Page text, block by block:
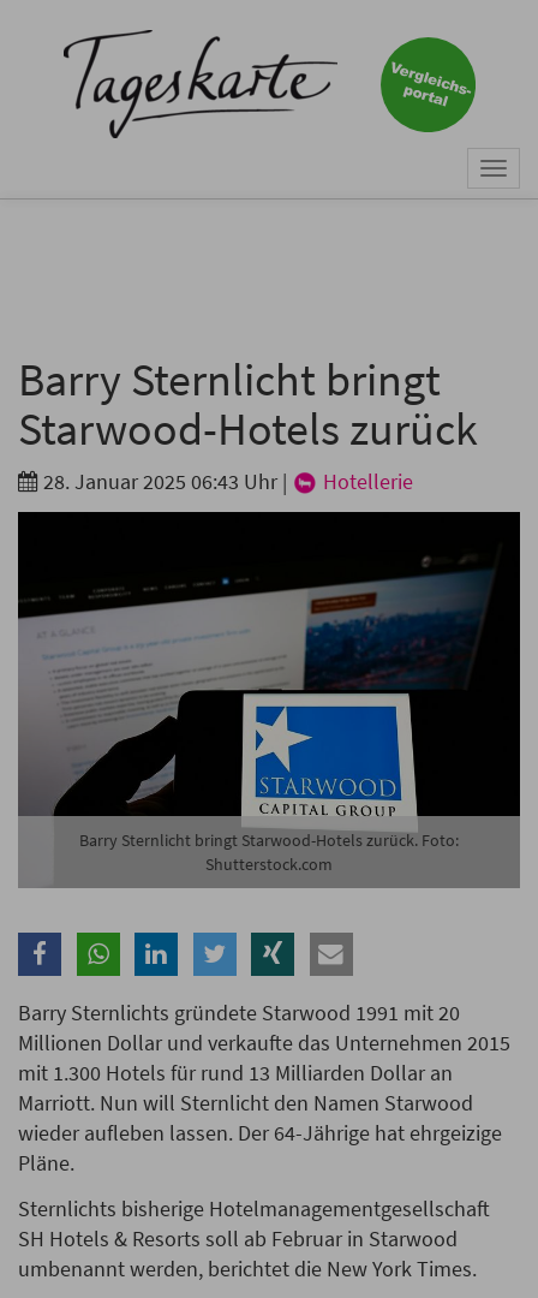
Barry Sternlicht bringt
Starwood-Hotels zurück
28. Januar 2025 06:43 Uhr | Hotellerie
Barry Sternlicht bringt Starwood-Hotels zurück. Foto:
Shutterstock.com
Barry Sternlichts gründete Starwood 1991 mit 20
Millionen Dollar und verkaufte das Unternehmen 2015
mit 1.300 Hotels für rund 13 Milliarden Dollar an
Marriott. Nun will Sternlicht den Namen Starwood
wieder aufleben lassen. Der 64-Jährige hat ehrgeizige
Pläne.
Sternlichts bisherige Hotelmanagementgesellschaft
SH Hotels & Resorts soll ab Februar in Starwood
umbenannt werden, berichtet die New York Times.
Keine Nachricht mehr
verpassen!
E-Mail *
Ich möchte folgende Newsletter erhalten
Tageskarte-Newsletter (gegen 8.30 Uhr)
Ich habe die
Datenschutzerklärung
zur Kenntnis
genommen.
Anmelden Danke, heute nicht